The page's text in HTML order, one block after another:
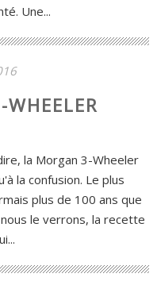
Une...
la Morgan 3-Wheeler
la confusion. Le plus
plus de 100 ans que
le verrons, la recette